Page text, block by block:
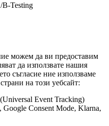
B-Testing
можем да ви предоставим
да използвате нашия
съгласие ние използваме
на този уебсайт:
Event Tracking)
Consent Mode, Klarna,